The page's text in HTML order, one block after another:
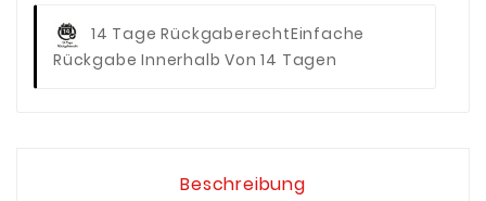
14 Tage RückgaberechtEinfache
Rückgabe Innerhalb Von 14 Tagen
Beschreibung